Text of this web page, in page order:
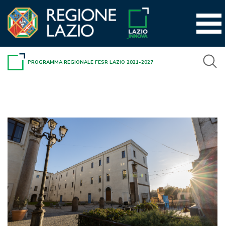
contenuto
PROGRAMMA REGIONALE FESR LAZIO 2021-2027